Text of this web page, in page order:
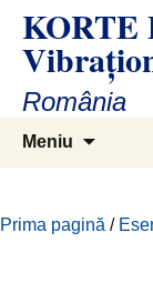
conținut
KORTE
România
Meniu
Prima pagină /